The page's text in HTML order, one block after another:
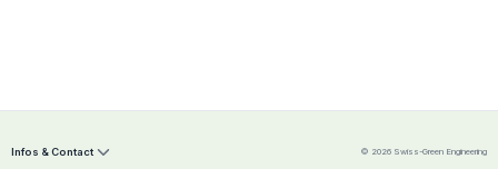
Infos & Contact © 2026 Swiss-Green Engineering